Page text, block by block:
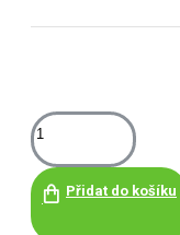
Přidat do košíku